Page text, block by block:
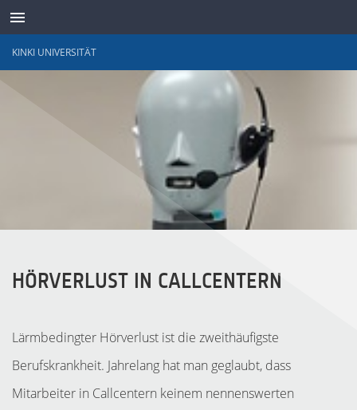
KINKI UNIVERSITÄT
HÖRVERLUST IN CALLCENTERN
Lärmbedingter Hörverlust ist die zweithäufigste
Berufskrankheit. Jahrelang hat man geglaubt, dass
Mitarbeiter in Callcentern keinem nennenswerten